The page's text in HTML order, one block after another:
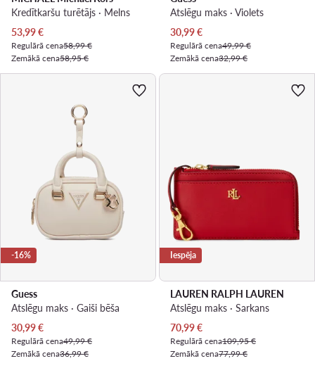
Kredītkaršu turētājs · Melns
Pašreizējā cena
53,99€
Regulārā cena58,99 €
Zemākā cena58,95 €
Atslēgu maks · Violets
Pašreizējā cena
30,99€
Regulārā cena49,99 €
Zemākā cena32,99 €
-16%
Guess
Atslēgu maks · Gaiši bēša
Pašreizējā cena
30,99€
Regulārā cena49,99 €
Zemākā cena36,99 €
Iespēja
LAUREN RALPH LAUREN
Atslēgu maks · Sarkans
Pašreizējā cena
70,99€
Regulārā cena109,95 €
Zemākā cena77,99 €